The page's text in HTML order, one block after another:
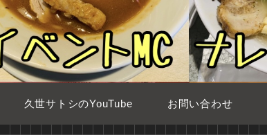
久世サトシのYouTube お問い合わせ